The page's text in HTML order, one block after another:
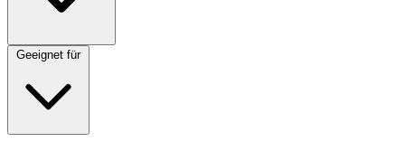
Geeignet für